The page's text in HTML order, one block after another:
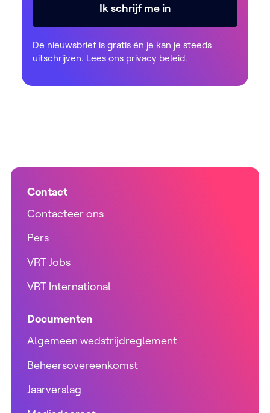
Ik schrijf me in
De nieuwsbrief is gratis én je kan je steeds
uitschrijven. Lees ons privacy beleid.
Contact
Contacteer ons
Pers
VRT Jobs
VRT International
Documenten
Algemeen wedstrijdreglement
Beheersovereenkomst
Jaarverslag